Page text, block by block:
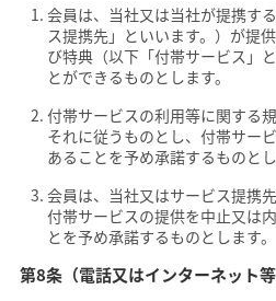
会員は、当社又は当社が提携す
ス提携先」といいます。）が提
び特典（以下「付帯サービス」
とができるものとします。
付帯サービスの利用等に関する
それに従うものとし、付帯サー
あることを予め承諾するものとし
会員は、当社又はサービス提携
付帯サービスの提供を中止又は
とを予め承諾するものとします。
第8条（電話又はインターネット等